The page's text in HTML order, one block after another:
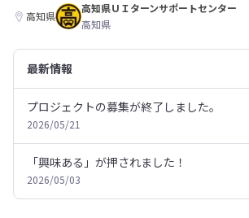
高知県
高知県ＵＩターンサポートセンター
高知県
最新情報
プロジェクトの募集が終了しました。
2026/05/21
「興味ある」が押されました！
2026/05/03